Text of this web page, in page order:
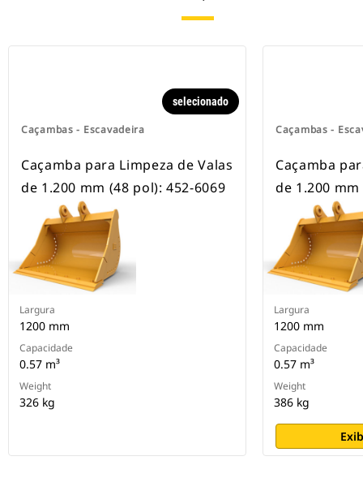
Caçambas - Escavadeira
selecionado
Caçamba para Limpeza de Valas
de 1.200 mm (48 pol): 452-6069
Largura
1200 mm
Capacidade
0.57 m³
Weight
326 kg
Caçambas -
Caçamba
de 1.200
Largura
1200 mm
Capacidade
0.57 m³
Weight
386 kg